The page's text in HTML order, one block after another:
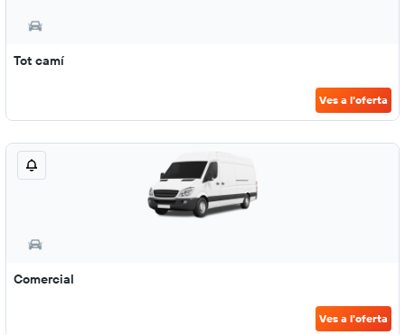
Tot camí
Ves a l'oferta
Comercial
Ves a l'oferta